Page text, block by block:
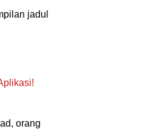
jadul
orang